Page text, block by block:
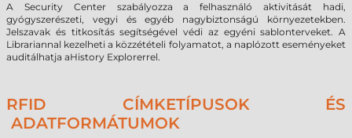
A Security Center szabályozza a felhasználó aktivitását hadi,
gyógyszerészeti, vegyi és egyéb nagybiztonságú környezetekben.
Jelszavak és titkosítás segítségével védi az egyéni sablonterveket. A
Librariannal kezelheti a közzétételi folyamatot, a naplózott eseményeket
auditálhatja aHistory Explorerrel.
RFID CÍMKETÍPUSOK ÉS
ADATFORMÁTUMOK